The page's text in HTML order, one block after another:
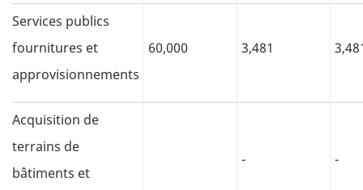
Services publics
fournitures et
approvisionnements
60,000 3,481
Acquisition de
terrains de
bâtiments et
- -